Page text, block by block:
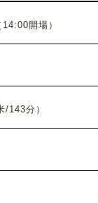
開場）
/143分）